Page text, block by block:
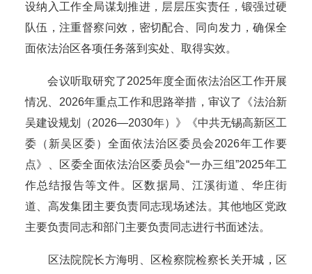
设纳入工作全局谋划推进，层层压实责任，锻强过硬
队伍，注重督察问效，密切配合、同向发力，确保全
面依法治区各项任务落到实处、取得实效。
会议听取研究了2025年度全面依法治区工作开展
情况、2026年重点工作和思路举措，审议了《法治新
吴建设规划（2026—2030年）》《中共无锡高新区工
委（新吴区委）全面依法治区委员会2026年工作要
点》、区委全面依法治区委员会“一办三组”2025年工
作总结报告等文件。区数据局、江溪街道、华庄街
道、高发集团主要负责同志现场述法。其他地区党政
主要负责同志和部门主要负责同志进行书面述法。
区法院院长方海明、区检察院检察长关开城，区